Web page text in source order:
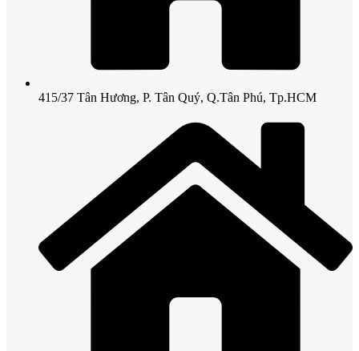
415/37 Tân Hương, P. Tân Quý, Q.Tân Phú, Tp.HCM